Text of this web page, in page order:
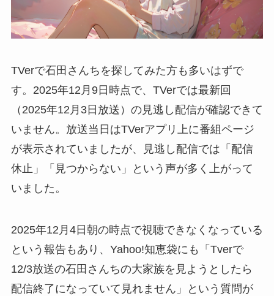
TVerで石田さんちを探してみた方も多いはずで
す。2025年12月9日時点で、TVerでは最新回
（2025年12月3日放送）の見逃し配信が確認できて
いません。放送当日はTVerアプリ上に番組ページ
が表示されていましたが、見逃し配信では「配信
休止」「見つからない」という声が多く上がって
いました。
2025年12月4日朝の時点で視聴できなくなっている
という報告もあり、Yahoo!知恵袋にも「Tverで
12/3放送の石田さんちの大家族を見ようとしたら
配信終了になっていて見れません」という質問が